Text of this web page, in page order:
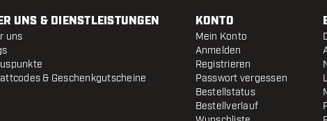
UNS & DIENSTLEISTUNGEN
uns
& Geschenkgutscheine
KONTO
Mein Konto
Anmelden
Registrieren
Passwort vergessen
Bestellstatus
Bestellverlauf